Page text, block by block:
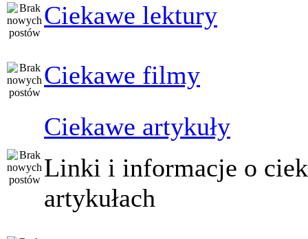
Ciekawe lektury
Ciekawe filmy
Ciekawe artykuły
Linki i informacje o
artykułach